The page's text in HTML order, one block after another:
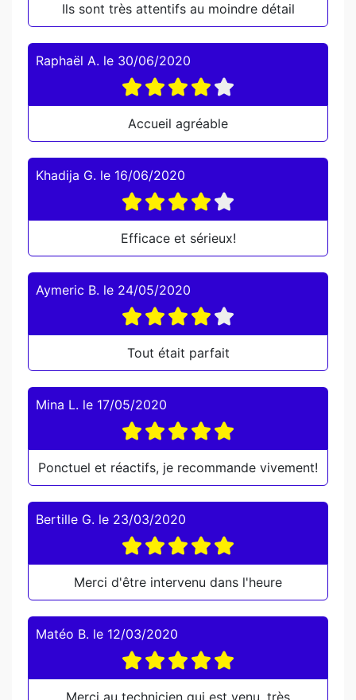
Ils sont très attentifs au moindre détail
Raphaël A. le 30/06/2020
Accueil agréable
Khadija G. le 16/06/2020
Efficace et sérieux!
Aymeric B. le 24/05/2020
Tout était parfait
Mina L. le 17/05/2020
Ponctuel et réactifs, je recommande vivement!
Bertille G. le 23/03/2020
Merci d'être intervenu dans l'heure
Matéo B. le 12/03/2020
Merci au technicien qui est venu, très